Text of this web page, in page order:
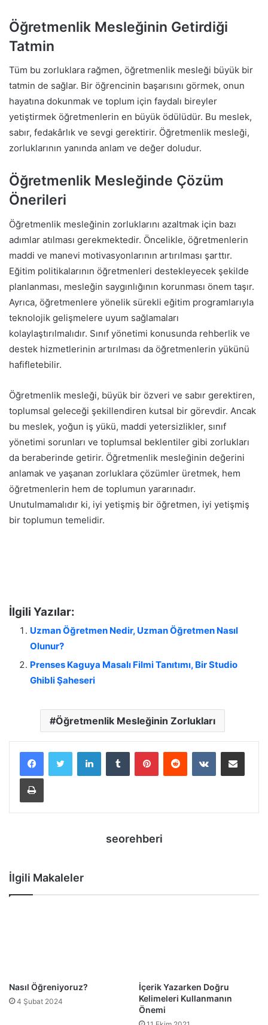
Öğretmenlik Mesleğinin Getirdiği
Tatmin
Tüm bu zorluklara rağmen, öğretmenlik mesleği büyük bir
tatmin de sağlar. Bir öğrencinin başarısını görmek, onun
hayatına dokunmak ve toplum için faydalı bireyler
yetiştirmek öğretmenlerin en büyük ödülüdür. Bu meslek,
sabır, fedakârlık ve sevgi gerektirir. Öğretmenlik mesleği,
zorluklarının yanında anlam ve değer doludur.
Öğretmenlik Mesleğinde Çözüm
Önerileri
Öğretmenlik mesleğinin zorluklarını azaltmak için bazı
adımlar atılması gerekmektedir. Öncelikle, öğretmenlerin
maddi ve manevi motivasyonlarının artırılması şarttır.
Eğitim politikalarının öğretmenleri destekleyecek şekilde
planlanması, mesleğin saygınlığının korunması önem taşır.
Ayrıca, öğretmenlere yönelik sürekli eğitim programlarıyla
teknolojik gelişmelere uyum sağlamaları
kolaylaştırılmalıdır. Sınıf yönetimi konusunda rehberlik ve
destek hizmetlerinin artırılması da öğretmenlerin yükünü
hafifletebilir.
Öğretmenlik mesleği, büyük bir özveri ve sabır gerektiren,
toplumsal geleceği şekillendiren kutsal bir görevdir. Ancak
bu meslek, yoğun iş yükü, maddi yetersizlikler, sınıf
yönetimi sorunları ve toplumsal beklentiler gibi zorlukları
da beraberinde getirir. Öğretmenlik mesleğinin değerini
anlamak ve yaşanan zorluklara çözümler üretmek, hem
öğretmenlerin hem de toplumun yararınadır.
Unutulmamalıdır ki, iyi yetişmiş bir öğretmen, iyi yetişmiş
bir toplumun temelidir.
İlgili Yazılar:
Uzman Öğretmen Nedir, Uzman Öğretmen Nasıl
Olunur?
Prenses Kaguya Masalı Filmi Tanıtımı, Bir Studio
Ghibli Şaheseri
Öğretmenlik Mesleğinin Zorlukları
LinkedInTumblr PinterestReddit VKontakteE-Posta ile paylaş
Yazdır
seorehberi
İlgili Makaleler
Nasıl Öğreniyoruz?
4 Şubat 2024
İçerik Yazarken Doğru
Kelimeleri Kullanmanın
Önemi